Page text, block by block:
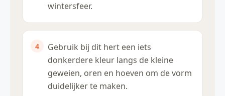
wintersfeer.
Gebruik bij dit hert een iets
donkerdere kleur langs de kleine
geweien, oren en hoeven om de vorm
duidelijker te maken.